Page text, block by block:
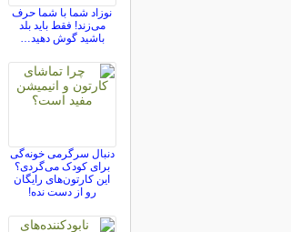
نوزاد شما با شما حرف
می‌زند! فقط باید بلد
باشید گوش دهید…
دنبال سرگرمی خونه‌گی
برای کودک می‌گردی؟
این کارتون‌های رایگان
رو از دست نده!